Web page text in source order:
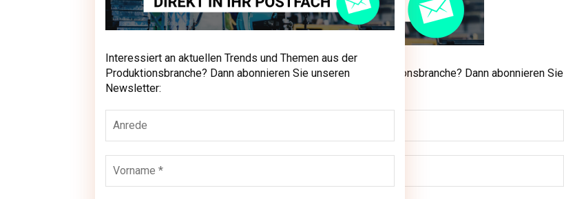
Interessiert an aktuellen Trends und Themen aus der Produktionsbranche? Dann abonnieren Sie
unseren Newsletter:
Interessiert an aktuellen Trends und Themen aus der
Produktionsbranche? Dann abonnieren Sie unseren
Newsletter: